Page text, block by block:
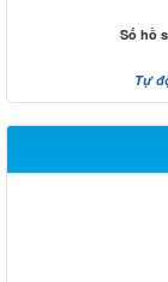
Số hồ
Tự